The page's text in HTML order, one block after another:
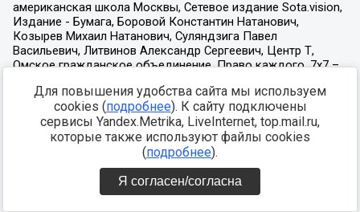
Для повышения удобства сайта мы используем
cookies (подробнее). К сайту подключены
сервисы Yandex.Metrika, LiveInternet, top.mail.ru,
которые также используют файлы cookies
(подробнее).
Я согласен/согласна